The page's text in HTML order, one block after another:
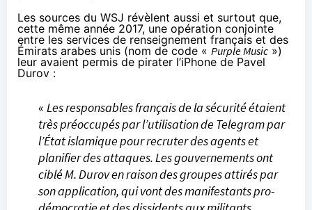
Les sources du WSJ révèlent aussi et surtout que,
cette même année 2017, une opération conjointe
entre les services de renseignement français et des
Émirats arabes unis (nom de code « Purple Music »)
leur avaient permis de pirater l’iPhone de Pavel
Durov :
« Les responsables français de la sécurité étaient
très préoccupés par l’utilisation de Telegram par
l’État islamique pour recruter des agents et
planifier des attaques. Les gouvernements ont
ciblé M. Durov en raison des groupes attirés par
son application, qui vont des manifestants pro-